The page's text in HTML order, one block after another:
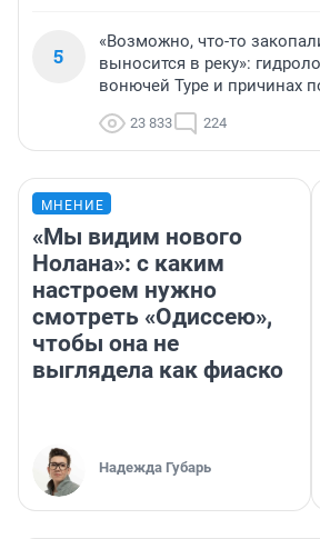
5
«Возможно, что-то
выносится в реку»:
вонючей Туре и причинах
23 833 224
МНЕНИЕ
«Мы видим нового
Нолана»: с каким
настроем нужно
смотреть «Одиссею»,
чтобы она не
выглядела как фиаско
Надежда Губарь